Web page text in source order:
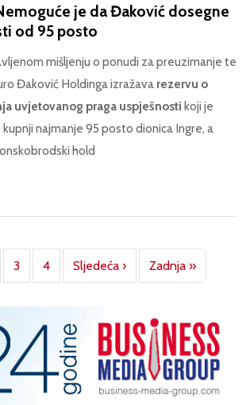
je da Đaković dosegne
od 95 posto
mišljenju o ponudi za preuzimanje te
Đaković Holdinga izražava rezervu o
uvjetovanog praga uspješnosti koji je
najmanje 95 posto dionica Ingre, a
hold
3 4 Sljedeća ›Next page
Zadnja »Last